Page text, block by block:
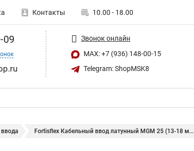
Контакты 10.00 - 18.00
09
Звонок онлайн
MAX: +7 (936) 148-00-15
Telegram: ShopMSK8
Fortisflex Кабельный ввод латунный МGM 25 (13-18 м...